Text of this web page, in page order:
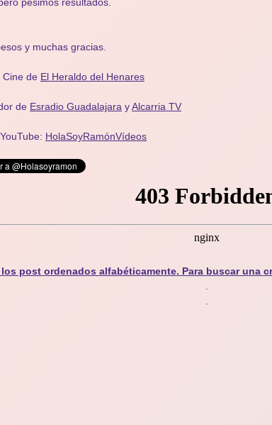
y muchas gracias.
Cine de El Heraldo del Henares
de Esradio Guadalajara yAlcarria TV
HolaSoyRamónVídeos
post ordenados alfabéticamente. Para buscar una